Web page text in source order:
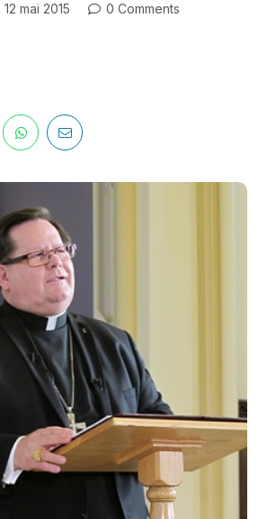
12 mai 2015
0 Comments